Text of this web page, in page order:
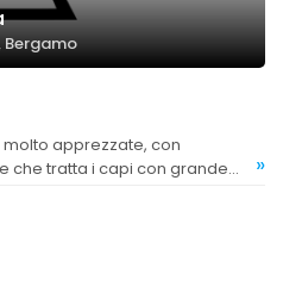
Bergamo
che tratta i capi con grande
»